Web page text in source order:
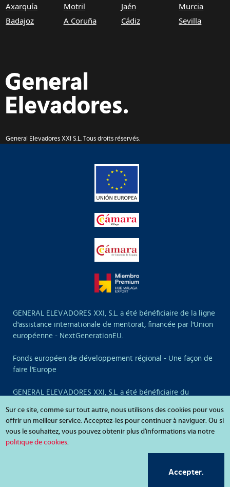
Axarquía
Badajoz
Motril
A Coruña
Jaén
Cádiz
Murcia
Sevilla
General Elevadores XXI S.L. Tous droits réservés.
GENERAL ELEVADORES XXI, S.L. a été bénéficiaire de la ligne
d'assistance internationale de mentorat, financée par l'Union
européenne - NextGenerationEU.
Fonds européen de développement régional - Une façon de
faire l'Europe
GENERAL ELEVADORES XXI, S.L. a été bénéficiaire du
des PME. Entre autres dépenses, l'entreprise a cofinancé avec
ces fonds du matériel de diffusion et de promotion,
notamment des vidéos d'entreprise traduites en plusieurs
Sur ce site, comme sur tout autre, nous utilisons des cookies pour vous
offrir un meilleur service. Acceptez-les pour continuer à naviguer. Ou si
vous le souhaitez, vous pouvez obtenir plus d'informations via notre
politique de cookies.
Accepter.